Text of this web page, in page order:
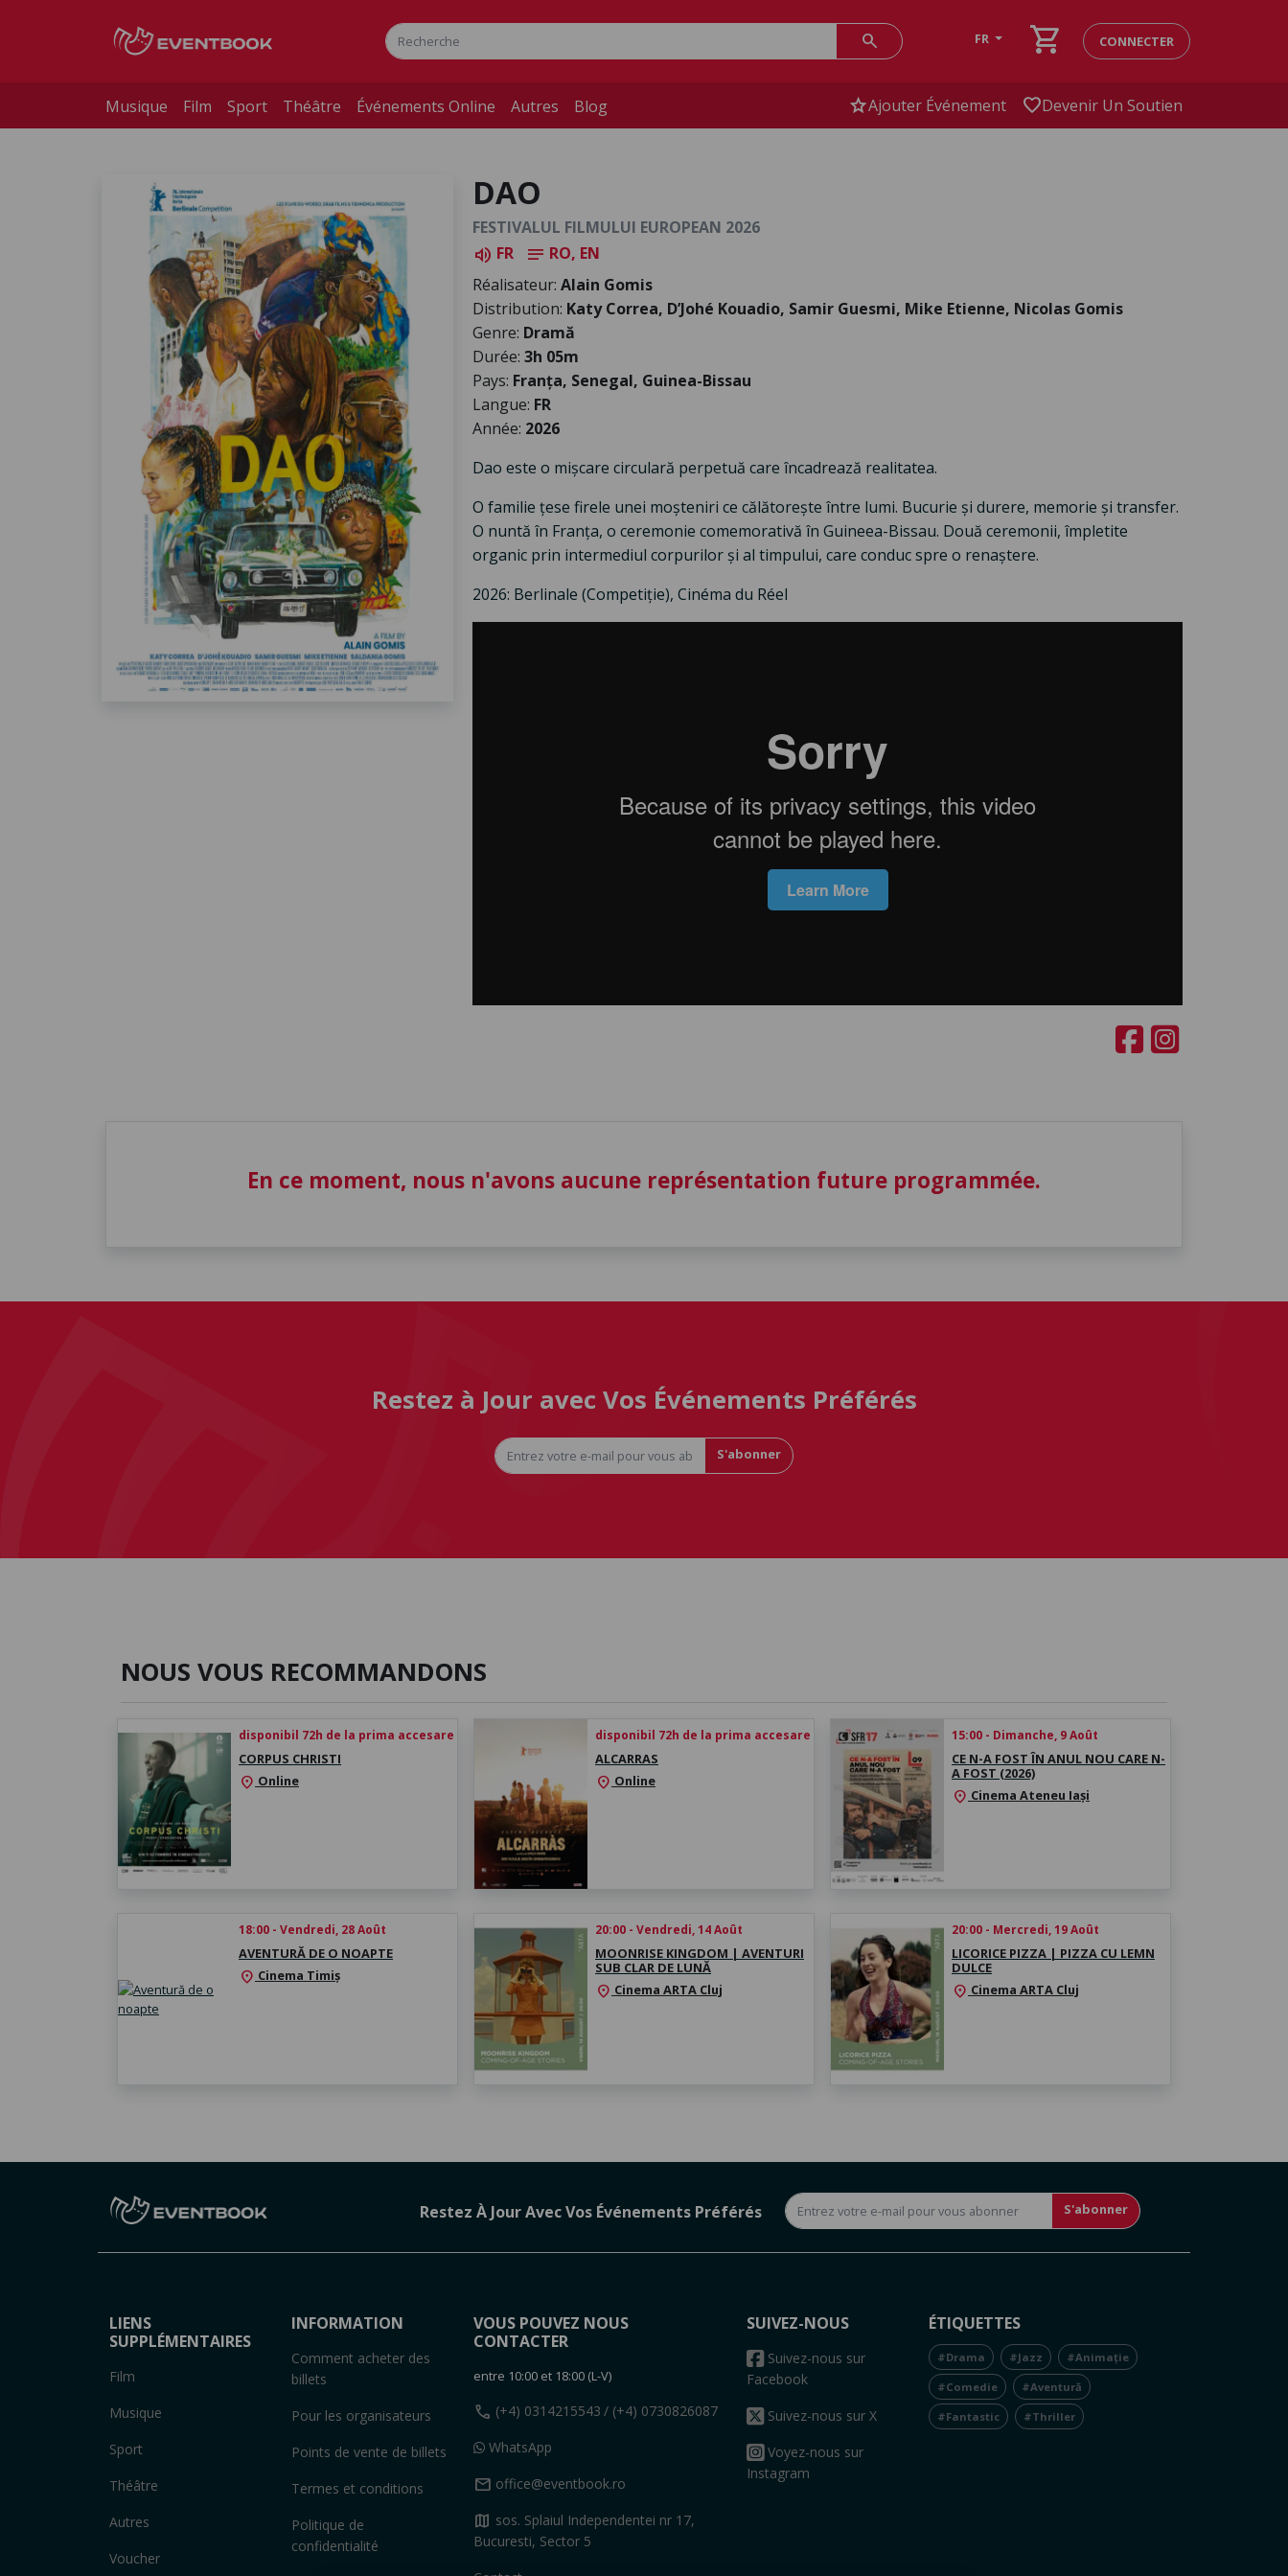
search FR shopping_cart CONNECTER
Musique Film Sport Théâtre Événements Online Autres Blog starAjouter Événement favoriteDevenir Un Soutien
DAO
FESTIVALUL FILMULUI EUROPEAN 2026
volume_up FR notes RO, EN
Réalisateur: Alain Gomis
Distribution: Katy Correa, D’Johé Kouadio, Samir Guesmi, Mike Etienne, Nicolas Gomis
Genre: Dramă
Durée: 3h 05m
Pays: Franța, Senegal, Guinea-Bissau
Langue: FR
Année: 2026
Dao este o mișcare circulară perpetuă care încadrează realitatea.
O familie țese firele unei moșteniri ce călătorește între lumi. Bucurie și durere, memorie și transfer.
O nuntă în Franța, o ceremonie comemorativă în Guineea-Bissau. Două ceremonii, împletite
organic prin intermediul corpurilor și al timpului, care conduc spre o renaștere.
2026: Berlinale (Competiție), Cinéma du Réel
En ce moment, nous n'avons aucune représentation future programmée.
Restez à Jour avec Vos Événements Préférés
S'abonner
NOUS VOUS RECOMMANDONS
disponibil 72h de la prima accesare
CORPUS CHRISTI
location_on Online
disponibil 72h de la prima accesare
ALCARRAS
location_on Online
15:00 - Dimanche, 9 Août
CE N-A FOST ÎN ANUL NOU CARE N-
A FOST (2026)
location_on Cinema Ateneu Iași
18:00 - Vendredi, 28 Août
AVENTURĂ DE O NOAPTE
location_on Cinema Timiș
20:00 - Vendredi, 14 Août
MOONRISE KINGDOM | AVENTURI
SUB CLAR DE LUNĂ
location_on Cinema ARTA Cluj
20:00 - Mercredi, 19 Août
LICORICE PIZZA | PIZZA CU LEMN
DULCE
location_on Cinema ARTA Cluj
Restez À Jour Avec Vos Événements Préférés S'abonner
LIENS
SUPPLÉMENTAIRES
Film
Musique
Sport
Théâtre
Autres
Voucher
INFORMATION
Comment acheter des
billets
Pour les organisateurs
Points de vente de billets
Termes et conditions
Politique de
confidentialité
VOUS POUVEZ NOUS
CONTACTER
entre 10:00 et 18:00 (L-V)
call (+4) 0314215543 / (+4) 0730826087
WhatsApp
mail office@eventbook.ro
map sos. Splaiul Independentei nr 17,
Bucuresti, Sector 5
SUIVEZ-NOUS
Suivez-nous sur
Facebook
Suivez-nous sur X
Voyez-nous sur
Instagram
ÉTIQUETTES
#Drama #Jazz #Animație
#Comedie #Aventură
#Fantastic #Thriller